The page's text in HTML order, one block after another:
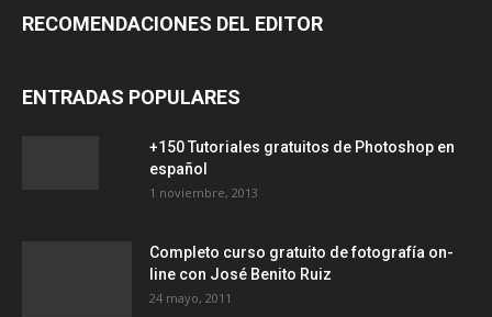
RECOMENDACIONES DEL EDITOR
ENTRADAS POPULARES
+150 Tutoriales gratuitos de Photoshop en
español
1 noviembre, 2013
Completo curso gratuito de fotografía on-
line con José Benito Ruiz
24 mayo, 2011